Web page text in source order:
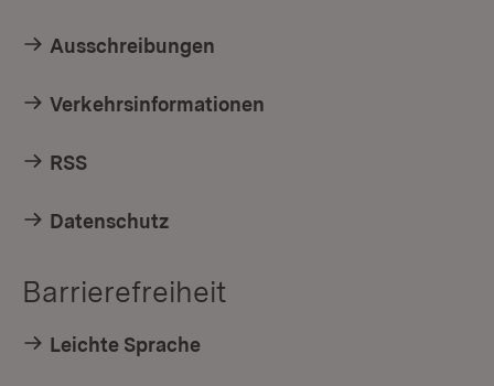
Ausschreibungen
Verkehrsinformationen
RSS
Datenschutz
Barrierefreiheit
Leichte Sprache